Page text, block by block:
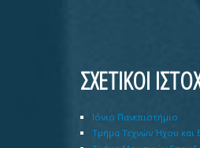
ΣΧΕΤΙΚΟΙ
Ιόνιο Πανεπιστήμιο
Τμήμα Τεχνών Ήχου και